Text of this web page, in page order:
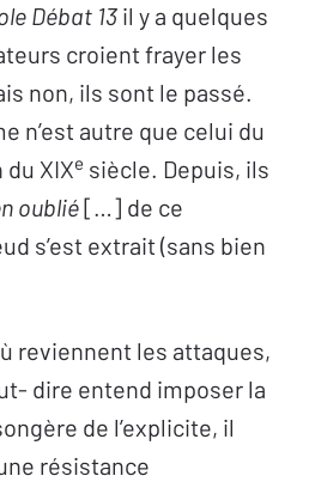
Débat 13 il y a quelques
croient frayer les
non, ils sont le passé.
n’est autre que celui du
XIXe siècle. Depuis, ils
oublié[…] de ce
s’est extrait (sans bien
reviennent les attaques,
dire entend imposer la
de l’explicite, il
résistance